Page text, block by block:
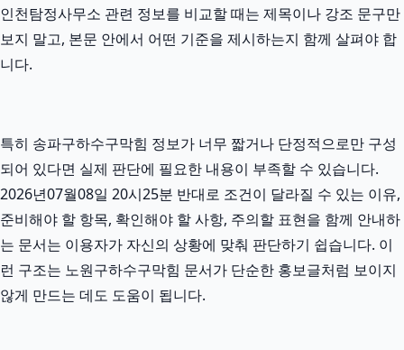
인천탐정사무소 관련 정보를 비교할 때는 제목이나 강조 문구만
보지 말고, 본문 안에서 어떤 기준을 제시하는지 함께 살펴야 합
니다.
특히 송파구하수구막힘 정보가 너무 짧거나 단정적으로만 구성
되어 있다면 실제 판단에 필요한 내용이 부족할 수 있습니다.
2026년07월08일 20시25분 반대로 조건이 달라질 수 있는 이유,
준비해야 할 항목, 확인해야 할 사항, 주의할 표현을 함께 안내하
는 문서는 이용자가 자신의 상황에 맞춰 판단하기 쉽습니다. 이
런 구조는 노원구하수구막힘 문서가 단순한 홍보글처럼 보이지
않게 만드는 데도 도움이 됩니다.